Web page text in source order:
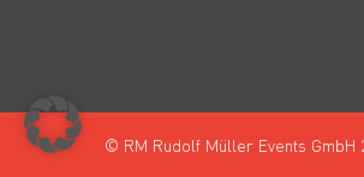
© RM Rudolf Müller Events GmbH